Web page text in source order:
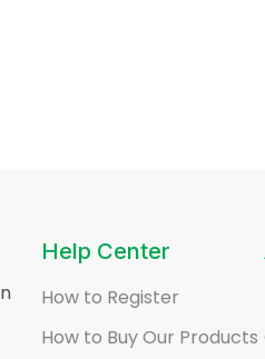
Help Center
How to Register
How to Buy Our Products